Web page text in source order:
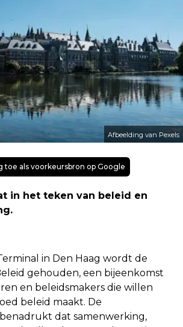
Afbeelding van Pexels
toe als voorkeursbron op Google
in het teken van beleid en
in Den Haag wordt de
gehouden, een bijeenkomst
en beleidsmakers die willen
beleid maakt. De
dat samenwerking,